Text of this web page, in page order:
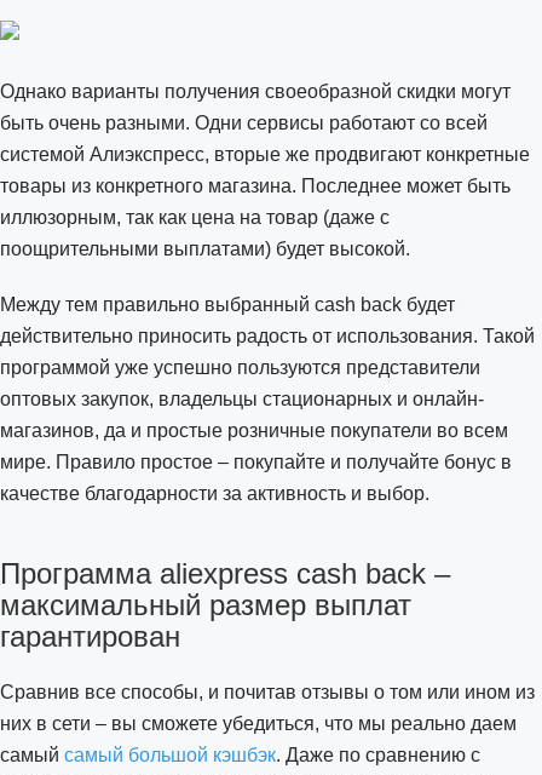
Однако варианты получения своеобразной скидки могут
быть очень разными. Одни сервисы работают со всей
системой Алиэкспресс, вторые же продвигают конкретные
товары из конкретного магазина. Последнее может быть
иллюзорным, так как цена на товар (даже с
поощрительными выплатами) будет высокой.
Между тем правильно выбранный cash back будет
действительно приносить радость от использования. Такой
программой уже успешно пользуются представители
оптовых закупок, владельцы стационарных и онлайн-
магазинов, да и простые розничные покупатели во всем
мире. Правило простое – покупайте и получайте бонус в
качестве благодарности за активность и выбор.
Программа aliexpress cash back –
максимальный размер выплат
гарантирован
Сравнив все способы, и почитав отзывы о том или ином из
них в сети – вы сможете убедиться, что мы реально даем
самый самый большой кэшбэк. Даже по сравнению с